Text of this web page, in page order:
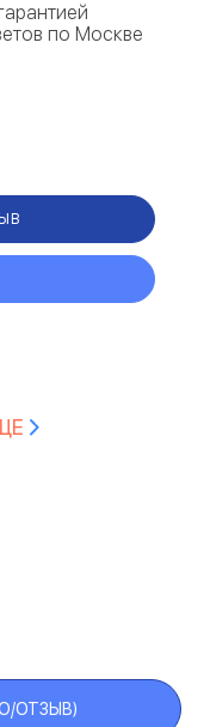
по Москве
ОТЗЫВ)